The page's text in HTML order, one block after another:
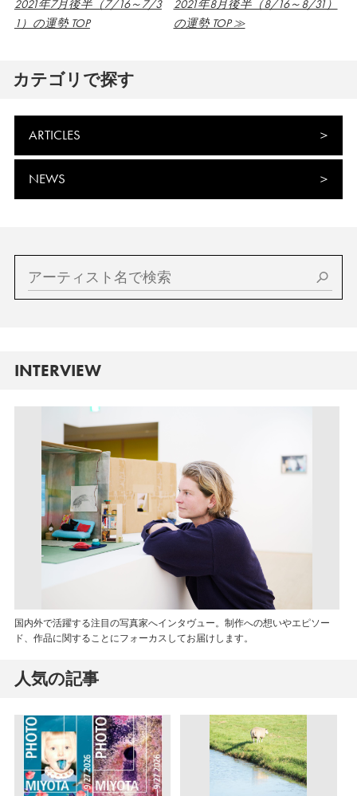
2021年7月後半（7/16～7/3
1）の運勢 TOP
2021年8月後半（8/16～8/31）
の運勢 TOP ≫
カテゴリで探す
ARTICLES
NEWS
INTERVIEW
国内外で活躍する注目の写真家へインタヴュー。制作への想いやエピソー
ド、作品に関することにフォーカスしてお届けします。
人気の記事